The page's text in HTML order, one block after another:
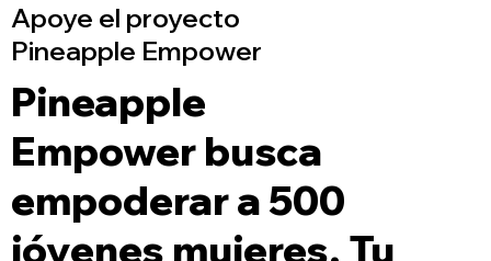
Apoye el proyecto
Pineapple Empower
Pineapple
Empower busca
empoderar a 500
jóvenes mujeres. Tu